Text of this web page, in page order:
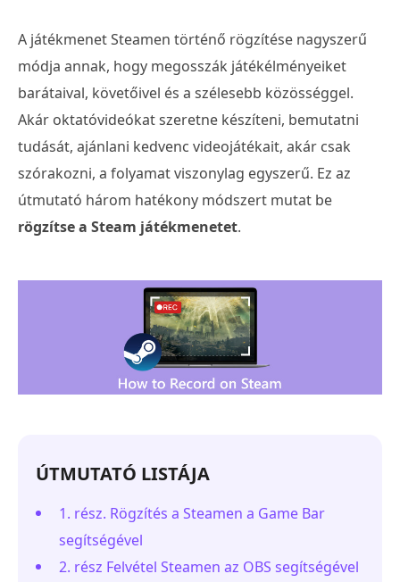
A játékmenet Steamen történő rögzítése nagyszerű
módja annak, hogy megosszák játékélményeiket
barátaival, követőivel és a szélesebb közösséggel.
Akár oktatóvideókat szeretne készíteni, bemutatni
tudását, ajánlani kedvenc videojátékait, akár csak
szórakozni, a folyamat viszonylag egyszerű. Ez az
útmutató három hatékony módszert mutat be
rögzítse a Steam játékmenetet.
ÚTMUTATÓ LISTÁJA
1. rész. Rögzítés a Steamen a Game Bar
segítségével
2. rész Felvétel Steamen az OBS segítségével